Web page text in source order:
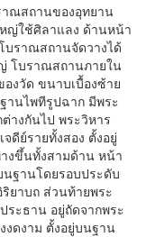
สถานของอุทยาน
ญ่ใช้ศิลาแลง ด้านหน้า
บราณสถานจัดวางได้
โบราณสถานภายใน
งวัด ขนาบเบื้องซ้าย
านไพทีรูปฉาก มีพระ
างกันไป พระวิหาร
ดีย์รายทั้งสอง ตั้งอยู่
งขึ้นทั้งสามด้าน หน้า
ฐานโดยรอบประดับ
ยาบถ ส่วนท้ายพระ
ระธาน อยู่ถัดจากพระ
งดงาม ตั้งอยู่บนฐาน